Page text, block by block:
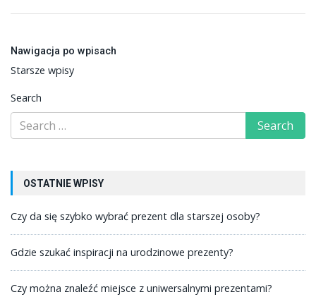
Nawigacja po wpisach
Starsze wpisy
Search
OSTATNIE WPISY
Czy da się szybko wybrać prezent dla starszej osoby?
Gdzie szukać inspiracji na urodzinowe prezenty?
Czy można znaleźć miejsce z uniwersalnymi prezentami?